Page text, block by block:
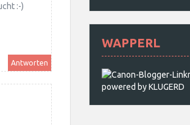
:-)
Antworten
WAPPERL